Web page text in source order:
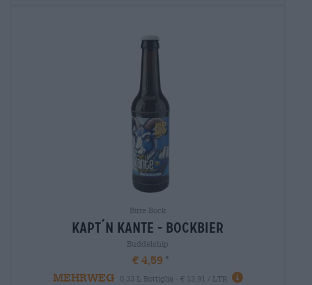
Birre Bock
kapt´n kante - bockbier
Buddelship
€ 4,59
MEHRWEG
0,33 L Bottiglia - € 13,91 / LTR